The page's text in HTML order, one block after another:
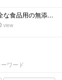
な食品用の無添...
view
ワード